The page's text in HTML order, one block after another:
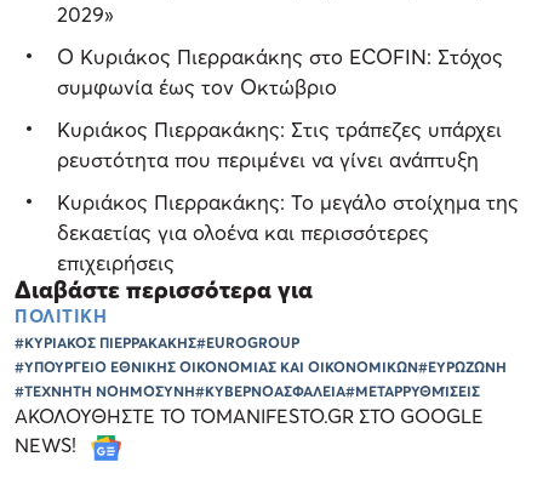
2029»
Ο Κυριάκος Πιερρακάκης στο ECOFIN: Στόχος
συμφωνία έως τον Οκτώβριο
Κυριάκος Πιερρακάκης: Στις τράπεζες υπάρχει
ρευστότητα που περιμένει να γίνει ανάπτυξη
Κυριάκος Πιερρακάκης: Το μεγάλο στοίχημα της
δεκαετίας για ολοένα και περισσότερες
επιχειρήσεις
Διαβάστε περισσότερα για
ΠΟΛΙΤΙΚΗ
#ΚΥΡΙΑΚΟΣ ΠΙΕΡΡΑΚΑΚΗΣ#EUROGROUP
#ΥΠΟΥΡΓΕΙΟ ΕΘΝΙΚΗΣ ΟΙΚΟΝΟΜΙΑΣ ΚΑΙ ΟΙΚΟΝΟΜΙΚΩΝ#ΕΥΡΩΖΩΝΗ
#ΤΕΧΝΗΤΗ ΝΟΗΜΟΣΥΝΗ#ΚΥΒΕΡΝΟΑΣΦΑΛΕΙΑ#ΜΕΤΑΡΡΥΘΜΊΣΕΙΣ
ΑΚΟΛΟΥΘΗΣΤΕ ΤΟ TOMANIFESTO.GR ΣΤΟ GOOGLE
NEWS!